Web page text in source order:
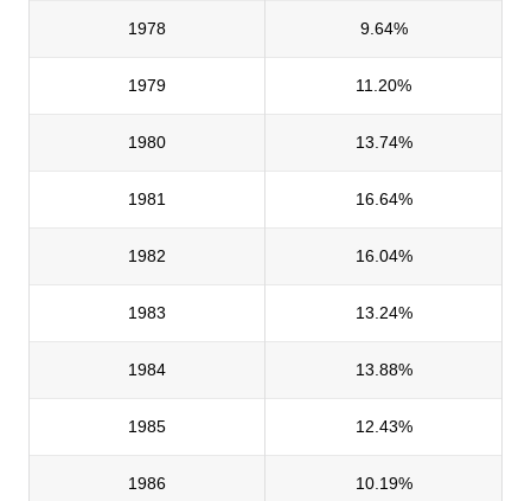
1978 9.64%
1979 11.20%
1980 13.74%
1981 16.64%
1982 16.04%
1983 13.24%
1984 13.88%
1985 12.43%
1986 10.19%